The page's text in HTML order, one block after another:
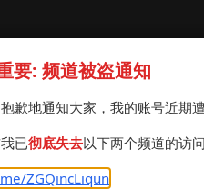
_bilibili
video/BV163411j7HB
要: 频道被盗通知
歉地通知大家，我的账号近期
已彻底失去以下两个频道的访
ZGQincLiqun